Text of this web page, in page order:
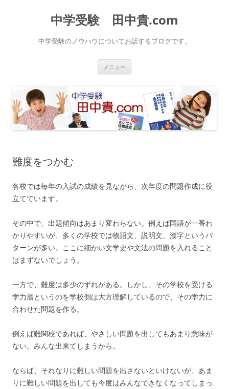
中学受験 田中貴.com
中学受験のノウハウについてお話するブログです。
メニュー
ス
キ
ッ
プ
難度をつかむ
各校では毎年の入試の成績を見ながら、次年度の問題作成に役
立てています。
その中で、出題傾向はあまり変わらない。例えば国語が一番わ
かりやすいが、多くの学校では物語文、説明文、漢字というパ
ターンが多い。ここに細かい文学史や文法の問題を入れること
はまずないでしょう。
一方で、難度は多少のずれがある。しかし、その学校を受ける
学力層というのを学校側は大方理解しているので、その学力に
合わせた問題を作る。
例えば難関校であれば、やさしい問題を出してもあまり意味が
ない。みんな出来てしまうから。
ならば、それなりに難しい問題を出さないといけないが、あま
りに難しい問題を出しても今度はみんなできなくなってしまっ